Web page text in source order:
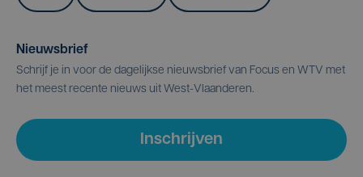
Nieuwsbrief
Schrijf je in voor de dagelijkse nieuwsbrief van Focus en WTV met
het meest recente nieuws uit West-Vlaanderen.
Inschrijven